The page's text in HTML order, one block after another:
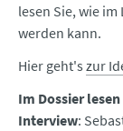
lesen Sie, wie
werden kann.
Hier geht's zur
Im Dossier
Interview: